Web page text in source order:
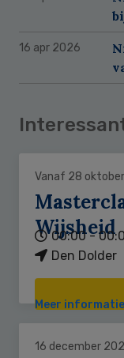
16 apr 2026
Vanaf 28
Wijsheid
00:00 -
Den Dolder
Meer informatie
16 december